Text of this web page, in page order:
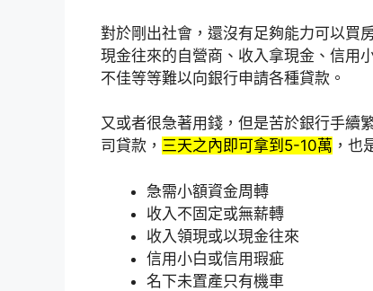
對於剛出社會，還沒有足夠能力可以買
現金往來的自營商、收入拿現金、信用
不佳等等難以向銀行申請各種貸款。
又或者很急著用錢，但是苦於銀行手續
司貸款， 三天之內即可拿到5-10萬 ，也
急需小額資金周轉
收入不固定或無薪轉
收入領現或以現金往來
信用小白或信用瑕疵
名下未置產只有機車